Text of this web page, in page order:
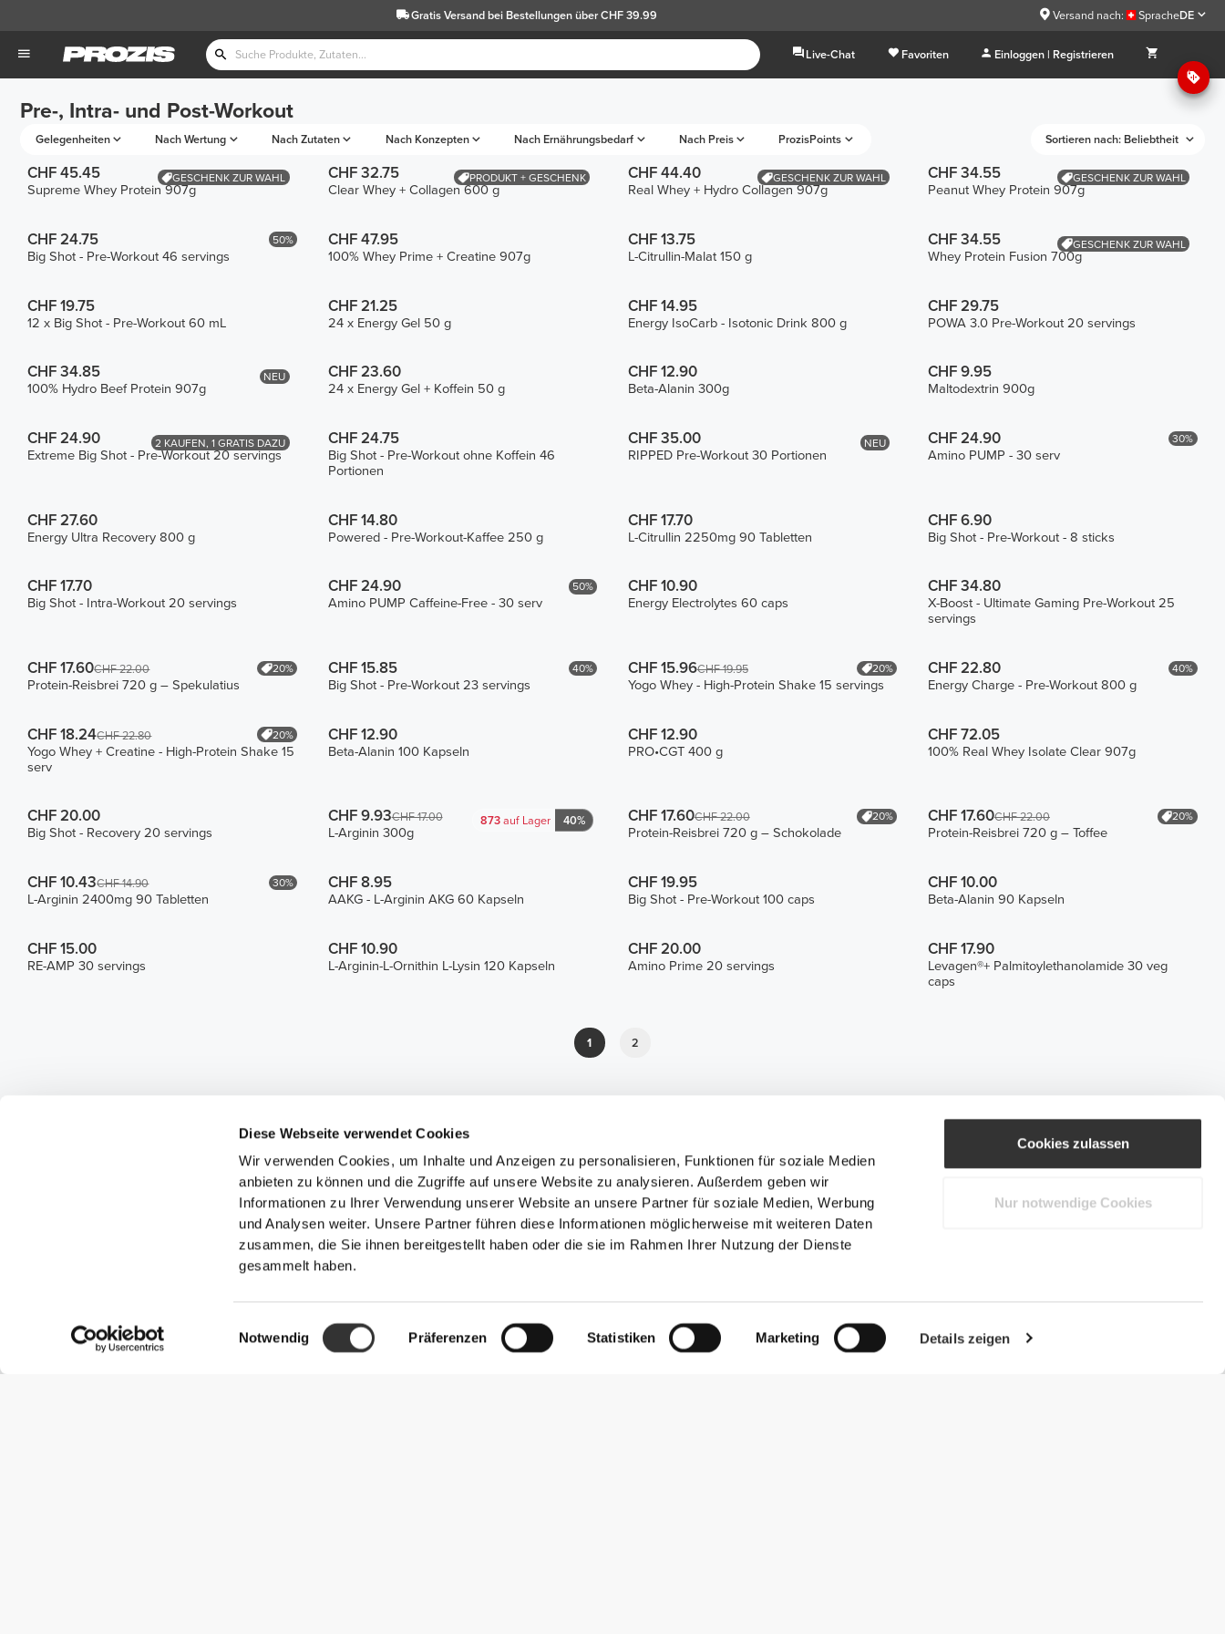
Diese Webseite verwendet Cookies
Wir verwenden Cookies, um Inhalte und Anzeigen zu personalisieren, Funktionen für soziale Medien
anbieten zu können und die Zugriffe auf unsere Website zu analysieren. Außerdem geben wir
Informationen zu Ihrer Verwendung unserer Website an unsere Partner für soziale Medien, Werbung
und Analysen weiter. Unsere Partner führen diese Informationen möglicherweise mit weiteren Daten
zusammen, die Sie ihnen bereitgestellt haben oder die sie im Rahmen Ihrer Nutzung der Dienste
gesammelt haben.
Einwilligungsauswahl
Notwendig Präferenzen Statistiken Marketing Details zeigen
Cookies zulassen
Nur notwendige Cookies
Gratis Versandbei Bestellungen über CHF 39.99 Versand nach: SpracheDE
Live-Chat Favoriten Einloggen | Registrieren
Pre-, Intra- und Post-Workout
Gelegenheiten Nach Wertung Nach Zutaten Nach Konzepten Nach Ernährungsbedarf Nach Preis ProzisPoints Sortieren nach: Beliebtheit
GESCHENK ZUR WAHL
CHF 45.45
Supreme Whey Protein 907g
PRODUKT + GESCHENK
CHF 32.75
Clear Whey + Collagen 600 g
GESCHENK ZUR WAHL
CHF 44.40
Real Whey + Hydro Collagen 907g
GESCHENK ZUR WAHL
CHF 34.55
Peanut Whey Protein 907g
CHF 24.75 50%
Big Shot - Pre-Workout 46 servings
CHF 47.95
100% Whey Prime + Creatine 907g
CHF 13.75
L-Citrullin-Malat 150 g
GESCHENK ZUR WAHL
CHF 34.55
Whey Protein Fusion 700g
CHF 19.75
12 x Big Shot - Pre-Workout 60 mL
CHF 21.25
24 x Energy Gel 50 g
CHF 14.95
Energy IsoCarb - Isotonic Drink 800 g
CHF 29.75
POWA 3.0 Pre-Workout 20 servings
NEU
CHF 34.85
100% Hydro Beef Protein 907g
CHF 23.60
24 x Energy Gel + Koffein 50 g
CHF 12.90
Beta-Alanin 300g
CHF 9.95
Maltodextrin 900g
2 KAUFEN, 1 GRATIS DAZU
CHF 24.90
Extreme Big Shot - Pre-Workout 20 servings
CHF 24.75
Big Shot - Pre-Workout ohne Koffein 46
Portionen
NEU
CHF 35.00
RIPPED Pre-Workout 30 Portionen
CHF 24.90 30%
Amino PUMP - 30 serv
CHF 27.60
Energy Ultra Recovery 800 g
CHF 14.80
Powered - Pre-Workout-Kaffee 250 g
CHF 17.70
L-Citrullin 2250mg 90 Tabletten
CHF 6.90
Big Shot - Pre-Workout - 8 sticks
CHF 17.70
Big Shot - Intra-Workout 20 servings
CHF 24.90 50%
Amino PUMP Caffeine-Free - 30 serv
CHF 10.90
Energy Electrolytes 60 caps
CHF 34.80
X-Boost - Ultimate Gaming Pre-Workout 25
servings
CHF 17.60CHF 22.00 20%
Protein-Reisbrei 720 g – Spekulatius
CHF 15.85 40%
Big Shot - Pre-Workout 23 servings
CHF 15.96CHF 19.95 20%
Yogo Whey - High-Protein Shake 15 servings
CHF 22.80 40%
Energy Charge - Pre-Workout 800 g
CHF 18.24CHF 22.80 20%
Yogo Whey + Creatine - High-Protein Shake 15
serv
CHF 12.90
Beta-Alanin 100 Kapseln
CHF 12.90
PRO•CGT 400 g
CHF 72.05
100% Real Whey Isolate Clear 907g
CHF 20.00
Big Shot - Recovery 20 servings
873auf Lager 40%
CHF 9.93CHF 17.00
L-Arginin 300g
CHF 17.60CHF 22.00 20%
Protein-Reisbrei 720 g – Schokolade
CHF 17.60CHF 22.00 20%
Protein-Reisbrei 720 g – Toffee
CHF 10.43CHF 14.90 30%
L-Arginin 2400mg 90 Tabletten
CHF 8.95
AAKG - L-Arginin AKG 60 Kapseln
CHF 19.95
Big Shot - Pre-Workout 100 caps
CHF 10.00
Beta-Alanin 90 Kapseln
CHF 15.00
RE-AMP 30 servings
CHF 10.90
L-Arginin-L-Ornithin L-Lysin 120 Kapseln
CHF 20.00
Amino Prime 20 servings
CHF 17.90
Levagen®+ Palmitoylethanolamide 30 veg
caps
1 2